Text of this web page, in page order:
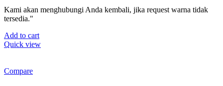
Kami akan menghubungi Anda kembali, jika request warna tidak
tersedia."
Add to cart
Quick view
Compare